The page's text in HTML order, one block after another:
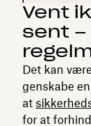
Vent
sent
Det kan
genskabe
at
for at